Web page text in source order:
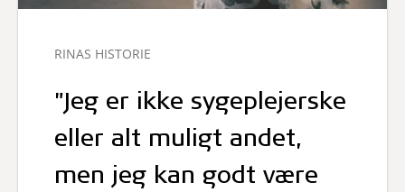
RINAS HISTORIE
"Jeg er ikke sygeplejerske
eller alt muligt andet,
men jeg kan godt være